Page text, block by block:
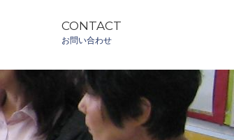
CONTACT
お問い合わせ